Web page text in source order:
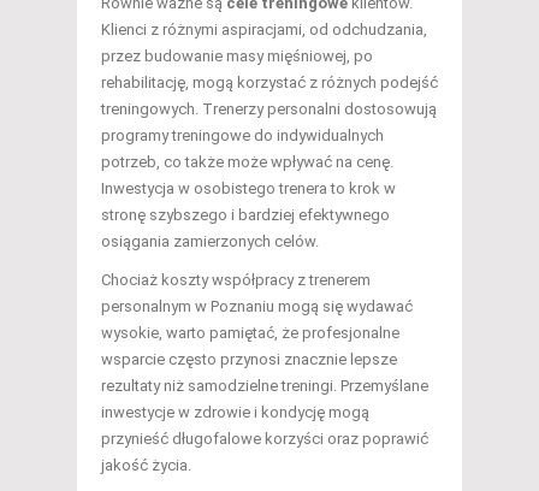
Klienci z różnymi aspiracjami, od odchudzania,
przez budowanie masy mięśniowej, po
rehabilitację, mogą korzystać z różnych podejść
treningowych. Trenerzy personalni dostosowują
programy treningowe do indywidualnych
potrzeb, co także może wpływać na cenę.
Inwestycja w osobistego trenera to krok w
stronę szybszego i bardziej efektywnego
osiągania zamierzonych celów.
Chociaż koszty współpracy z trenerem
personalnym w Poznaniu mogą się wydawać
wysokie, warto pamiętać, że profesjonalne
wsparcie często przynosi znacznie lepsze
rezultaty niż samodzielne treningi. Przemyślane
inwestycje w zdrowie i kondycję mogą
przynieść długofalowe korzyści oraz poprawić
jakość życia.